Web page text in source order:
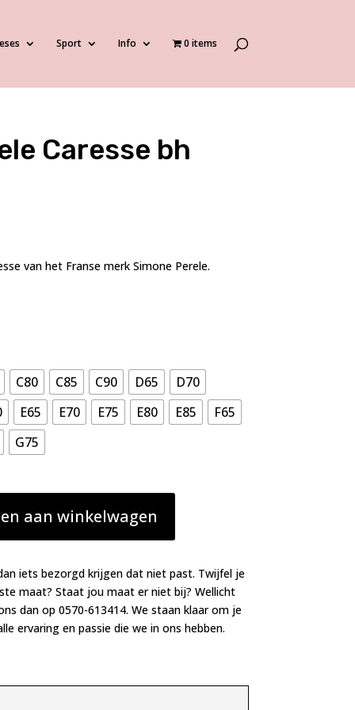
Sport Info 0 items
Caresse bh
van het Franse merk Simone Perele.
C80 C85 C90 D65
D70
E65 E70 E75 E80 E85
F65
G75
aan winkelwagen
iets bezorgd krijgen dat niet past. Twijfel je
maat? Staat jou maat er niet bij? Wellicht
dan op 0570-613414. We staan klaar om je
ervaring en passie die we in ons hebben.